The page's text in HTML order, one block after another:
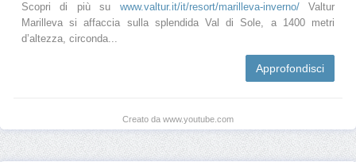
Scopri di più su www.valtur.it/it/resort/marilleva-inverno/Valtur
Marilleva si affaccia sulla splendida Val di Sole, a 1400 metri
d’altezza, circonda...
Approfondisci
Creato da www.youtube.com